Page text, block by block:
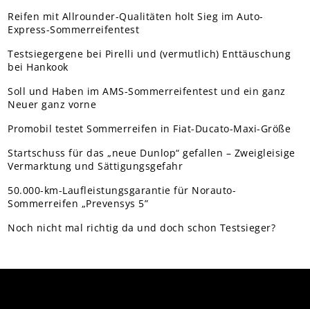
Reifen mit Allrounder-Qualitäten holt Sieg im Auto-
Express-Sommerreifentest
Testsiegergene bei Pirelli und (vermutlich) Enttäuschung
bei Hankook
Soll und Haben im AMS-Sommerreifentest und ein ganz
Neuer ganz vorne
Promobil testet Sommerreifen in Fiat-Ducato-Maxi-Größe
Startschuss für das „neue Dunlop“ gefallen – Zweigleisige
Vermarktung und Sättigungsgefahr
50.000-km-Laufleistungsgarantie für Norauto-
Sommerreifen „Prevensys 5”
Noch nicht mal richtig da und doch schon Testsieger?